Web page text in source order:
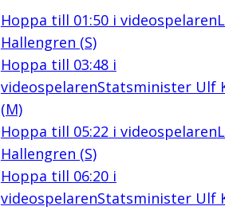
Hoppa till 01:50i videospelaren
Hallengren (S)
Hoppa till 03:48i
videospelarenStatsminister Ulf
(M)
Hoppa till 05:22 i videospelaren
Hallengren (S)
Hoppa till 06:20i
videospelarenStatsminister Ulf